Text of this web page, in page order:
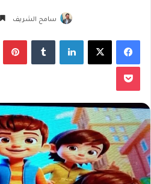
سامح الشريف
فيسبوك لينكدإن